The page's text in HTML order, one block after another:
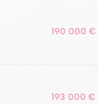
190 000 €
193 000 €